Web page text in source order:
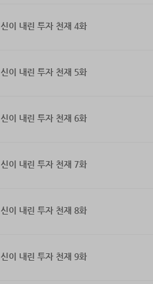
신이 내린 투자 천재 4화
신이 내린 투자 천재 5화
신이 내린 투자 천재 6화
신이 내린 투자 천재 7화
신이 내린 투자 천재 8화
신이 내린 투자 천재 9화